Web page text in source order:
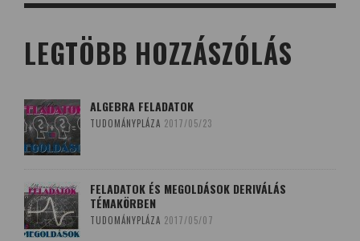
LEGTÖBB HOZZÁSZÓLÁS
ALGEBRA FELADATOK
TUDOMÁNYPLÁZA 2017/05/23
FELADATOK ÉS MEGOLDÁSOK DERIVÁLÁS
TÉMAKÖRBEN
TUDOMÁNYPLÁZA 2017/05/07